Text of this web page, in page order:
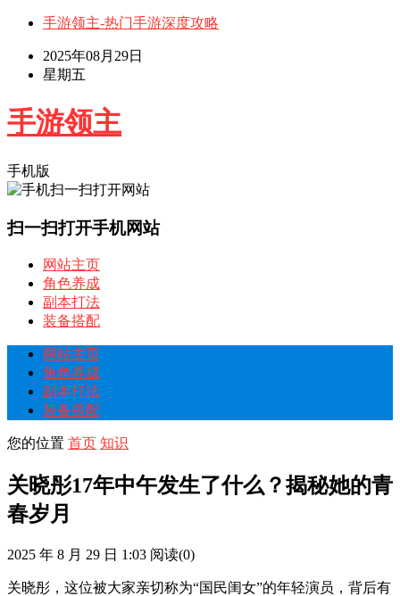
手游领主-热门手游深度攻略
2025年08月29日
星期五
手游领主
手机版
扫一扫打开手机网站
网站主页
角色养成
副本打法
装备搭配
网站主页
角色养成
副本打法
装备搭配
您的位置 首页 知识
关晓彤17年中午发生了什么？揭秘她的青
春岁月
2025 年 8 月 29 日 1:03 阅读(0)
关晓彤，这位被大家亲切称为“国民闺女”的年轻演员，背后有